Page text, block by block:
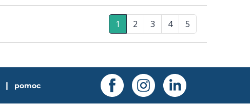
1 2 3 4 5
| pomoc